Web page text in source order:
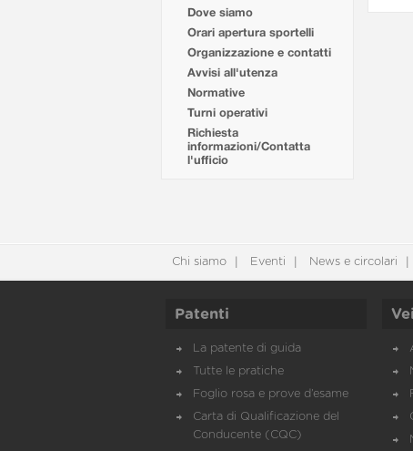
Dove siamo
Orari apertura sportelli
Organizzazione e contatti
Avvisi all'utenza
Normative
Turni operativi
Richiesta
informazioni/Contatta
l'ufficio
Chi siamo Eventi News e circolari
Patenti
La patente di guida
Tutte le pratiche
Foglio rosa e prove d’esame
Carta di Qualificazione del
Conducente (CQC)